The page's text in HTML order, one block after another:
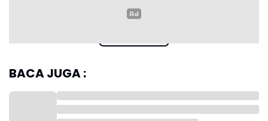
berpusat di Kabupaten Sukabumi, Jawa Barat. Kemudian, kini
berpusat di Kota Bogor.
BACA JUGA :